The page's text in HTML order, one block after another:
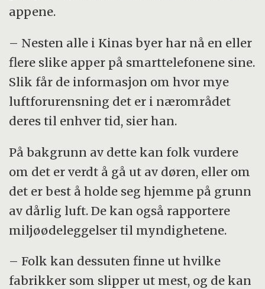
appene.
– Nesten alle i Kinas byer har nå en eller
flere slike apper på smarttelefonene sine.
Slik får de informasjon om hvor mye
luftforurensning det er i nærområdet
deres til enhver tid, sier han.
På bakgrunn av dette kan folk vurdere
om det er verdt å gå ut av døren, eller om
det er best å holde seg hjemme på grunn
av dårlig luft. De kan også rapportere
miljøødeleggelser til myndighetene.
– Folk kan dessuten finne ut hvilke
fabrikker som slipper ut mest, og de kan